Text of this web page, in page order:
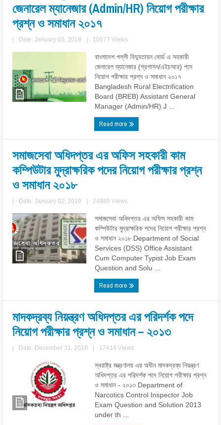
জেনারেল ম্যানেজার (Admin/HR) নিয়োগ পরীক্ষার
প্রশ্ন ও সমাধান ২০১৭
Date: January 03, 2019 10077 Views
বাংলাদেশ পল্লী বিদ্যুতায়ন বোর্ড এ সহকারী
জেনারেল ম্যানেজার (প্রশাসন/এইচআর) পদে
নিয়োগ পরীক্ষার প্রশ্ন ও সমাধান ২০১৭
Bangladesh Rural Electrification
Board (BREB) Assistant General
Manager (Admin/HR) J ...
Read more
সমাজসেবা অধিদপ্তর এর অফিস সহকারী কাম
কম্পিউটার মুদ্রাক্ষরিক পদের নিয়োগ পরীক্ষার প্রশ্ন
ও সমাধান ২০১৮
Date: January 02, 2019 24889 Views
সমাজসেবা অধিদপ্তর এর অফিস সহকারী কাম
কম্পিউটার মুদ্রাক্ষরিক পদের নিয়োগ পরীক্ষার প্রশ্ন
ও সমাধান ২০১৮ Department of Social
Services (DSS) Office Assistant
Cum Computer Typist Job Exam
Question and Solu ...
Read more
মাদকদ্রব্য নিয়ন্ত্রণ অধিদপ্তর এর পরিদর্শক পদে
নিয়োগ পরীক্ষার প্রশ্ন ও সমাধান – ২০১৩
Date: December 31, 2018 17414 Views
স্বরাষ্ট্র মন্ত্রণালয় এর অধীন মাদকদ্রব্য নিয়ন্ত্রণ
অধিদপ্তর এর পরিদর্শক পদে নিয়োগ পরীক্ষার প্রশ্ন
ও সমাধান - ২০১৩ Department of
Narcotics Control Inspector Job
Exam Question and Solution 2013
under th ...